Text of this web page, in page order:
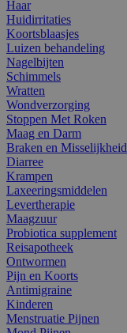
Haar
Huidirritaties
Koortsblaasjes
Luizen behandeling
Nagelbijten
Schimmels
Wratten
Wondverzorging
Stoppen Met Roken
Maag en Darm
Braken en Misselijkheid
Diarree
Krampen
Laxeeringsmiddelen
Levertherapie
Maagzuur
Probiotica supplement
Reisapotheek
Ontwormen
Pijn en Koorts
Antimigraine
Kinderen
Menstruatie Pijnen